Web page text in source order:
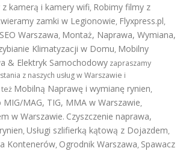
kamerą i kamery wifi, Robimy filmy z
zamki w Legionowie, Flyxpress.pl,
SEO Warszawa, Montaż, Naprawa, Wymiana,
Klimatyzacji w Domu, Mobilny
& Elektryk Samochodowy zapraszamy
z naszych usług w Warszawie i
też Mobilną Naprawę i wymianę rynien,
MIG/MAG, TIG, MMA w Warszawie,
w Warszawie. Czyszczenie naprawa,
, Usługi szlifierką kątową z Dojazdem,
Kontenerów, Ogrodnik Warszawa, Spawacz